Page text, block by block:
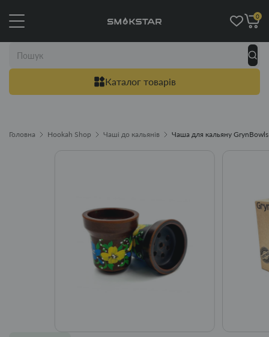
Каталог товарів
0
Головна Hookah Shop Чаші до кальянів Чаша для кальяну